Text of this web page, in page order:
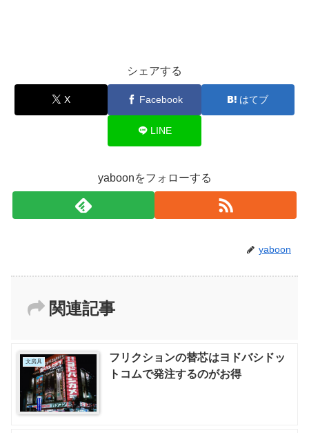
シェアする
X Facebook はてブ
LINE
yaboonをフォローする
yaboon
関連記事
文房具
フリクションの替芯はヨドバシドッ
トコムで発注するのがお得